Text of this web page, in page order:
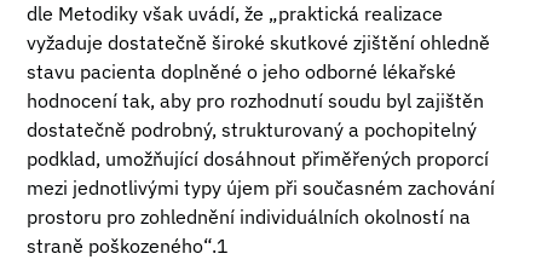
dle Metodiky však uvádí, že „praktická realizace
vyžaduje dostatečně široké skutkové zjištění ohledně
stavu pacienta doplněné o jeho odborné lékařské
hodnocení tak, aby pro rozhodnutí soudu byl zajištěn
dostatečně podrobný, strukturovaný a pochopitelný
podklad, umožňující dosáhnout přiměřených proporcí
mezi jednotlivými typy újem při současném zachování
prostoru pro zohlednění individuálních okolností na
straně poškozeného“.1